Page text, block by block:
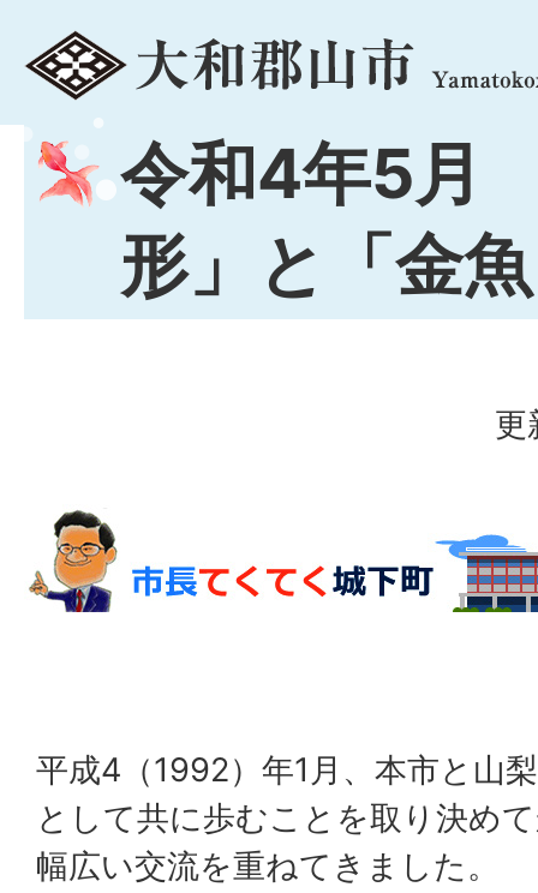
menu
令和4年5月
形」と「金
更
平成4（1992）年1月、本市と山
として共に歩むことを取り決め
幅広い交流を重ねてきました。